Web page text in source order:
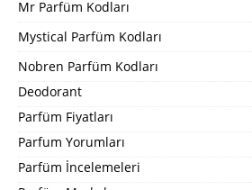
Mr Parfüm Kodları
Mystical Parfüm Kodları
Nobren Parfüm Kodları
Deodorant
Parfüm Fiyatları
Parfum Yorumları
Parfüm İncelemeleri